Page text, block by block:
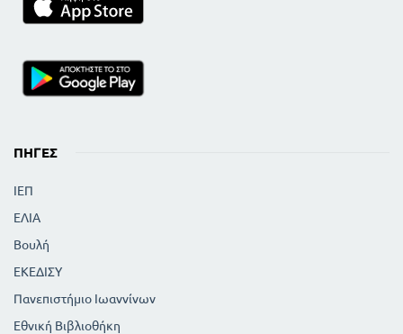
ΠΗΓΈΣ
ΙΕΠ
ΕΛΙΑ
Βουλή
ΕΚΕΔΙΣΥ
Πανεπιστήμιο Ιωαννίνων
Εθνική Βιβλιοθήκη